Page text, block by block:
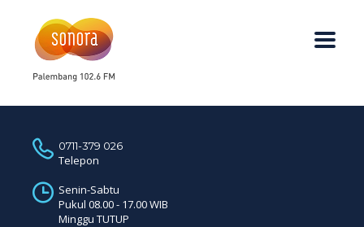
0711-379 026
Telepon
Senin-Sabtu
Pukul 08.00 - 17.00 WIB
Minggu TUTUP